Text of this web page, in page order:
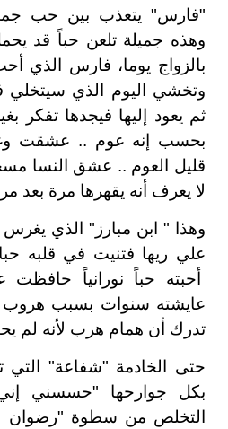
"فارس" يتعذب بين حب
وهذه جميلة تلعن حباً قد
بالزواج يوما، فارس الذي
وتخشي اليوم الذي سيتخلي
ثم يعود إليها فيجدها تفكر
بحسب إنه عوم .. عشقت
قليل العوم .. عشق النسا
لا يعرف أنه يقهرها مرة بعد
وهذا " ابن مبارز" الذي
علي ريها فتنيت في قلبه
أحبته حباً نورانياً حافظت
عايشته سنوات بسبب هروب
تدرك أن همام هرب لأنه لم
حتى الخادمة "شفاعة"
بكل جوارحها "حسسني
التخلص من سطوة "رضوان